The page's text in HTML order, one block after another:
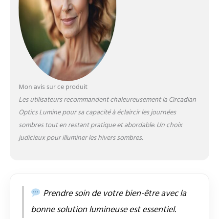
| Spectre complet |
Température de couleur
5500 K | Durée de vie de
50 000 heures | LED sans
UV. Nos lampes ont
toutes les
luminothérapie. Lampe
unique : nos lampes sont
différentes. Une lampe
circadienne est conçue
pour vous arrêter et
nous distinguent. Une
lampe circadienne est
quelque chose que vous
Mon avis sur ce produit
Les utilisateurs recommandent chaleureusement la Circadian
Optics Lumine pour sa capacité à éclaircir les journées
sombres tout en restant pratique et abordable. Un choix
judicieux pour illuminer les hivers sombres.
Prendre soin de votre bien-être avec la
bonne solution lumineuse est essentiel.